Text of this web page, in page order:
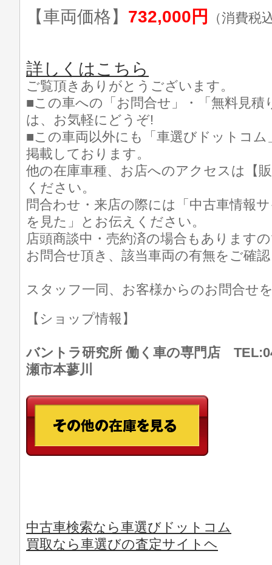
【車両価格】 732,000円 （消費税
詳しくはこちら
ご覧頂きありがとうございます。
■この車への「お問合せ」・「無料見積
は、お気軽にどうぞ!
■この車両以外にも「車選びドットコ
掲載しております。
他の在庫車種、お店へのアクセスは【
ください。
問合わせ・来店の際には「中古車情報
を見た」とお伝えください。
店頭商談中・売約済の場合もあります
お問合せ頂き、該当車両の有無をご確
スタッフ一同、お客様からのお問合せ
【ショップ情報】
バントラ研究所 働く車の専門店
瀬市本蓼川
中古車検索なら車選びドットコム
買取なら車選びの査定サイトヘ